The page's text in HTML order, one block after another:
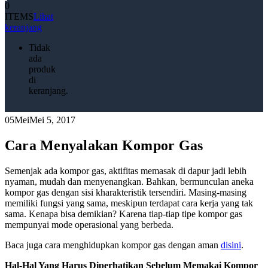
0
ITEMSLihat
keranjang
Tidak
ada
produk
di
keranjang.
05MeiMei 5, 2017
Cara Menyalakan Kompor Gas
Semenjak ada kompor gas, aktifitas memasak di dapur jadi lebih
nyaman, mudah dan menyenangkan. Bahkan, bermunculan aneka
kompor gas dengan sisi kharakteristik tersendiri. Masing-masing
memiliki fungsi yang sama, meskipun terdapat cara kerja yang tak
sama. Kenapa bisa demikian? Karena tiap-tiap tipe kompor gas
mempunyai mode operasional yang berbeda.
Baca juga cara menghidupkan kompor gas dengan aman disini.
Hal-Hal Yang Harus Diperhatikan Sebelum Memakai Kompor